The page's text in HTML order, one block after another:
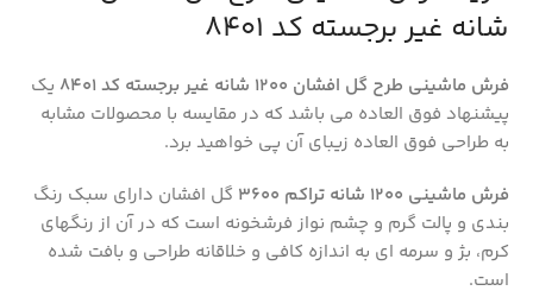
شانه غیر برجسته کد 8401
فرش ماشینی طرح گل افشان 1200 شانه غیر برجسته کد 8401
یک
پیشنهاد فوق العاده می باشد که در مقایسه با محصولات مشابه
به طراحی فوق العاده زیبای آن پی خواهید برد.
فرش ماشینی ۱۲۰۰ شانه تراکم ۳۶۰۰
گل افشان دارای سبک رنگ
بندی و پالت گرم و چشم نواز فرشخونه است که در آن از رنگهای
کرم، بژ و سرمه ای به اندازه کافی و خلاقانه طراحی و بافت شده
است.